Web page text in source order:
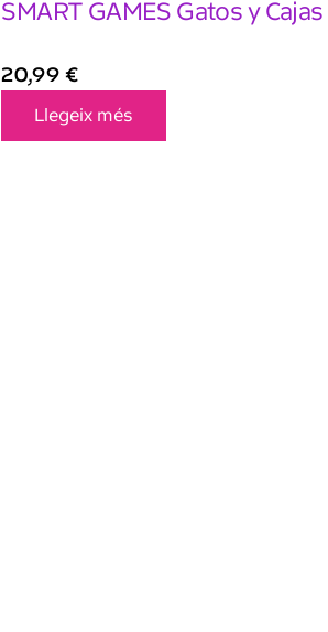
SMART GAMES Gatos y Cajas
20,99 €
Llegeix més